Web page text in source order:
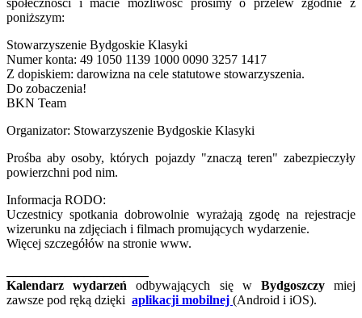
poniższym:
Stowarzyszenie Bydgoskie Klasyki
Numer konta: 49 1050 1139 1000 0090 3257 1417
Z dopiskiem: darowizna na cele statutowe stowarzyszenia.
Do zobaczenia!
BKN Team
Organizator: Stowarzyszenie Bydgoskie Klasyki
Prośba aby osoby, których pojazdy "znaczą teren" zabezpieczyły
powierzchni pod nim.
Informacja RODO:
Uczestnicy spotkania dobrowolnie wyrażają zgodę na rejestracje
wizerunku na zdjęciach i filmach promujących wydarzenie.
Więcej szczegółów na stronie www.
Kalendarz wydarzeńodbywających się w Bydgoszczymiej
zawsze pod ręką dzięki aplikacji mobilnej (Android i iOS).